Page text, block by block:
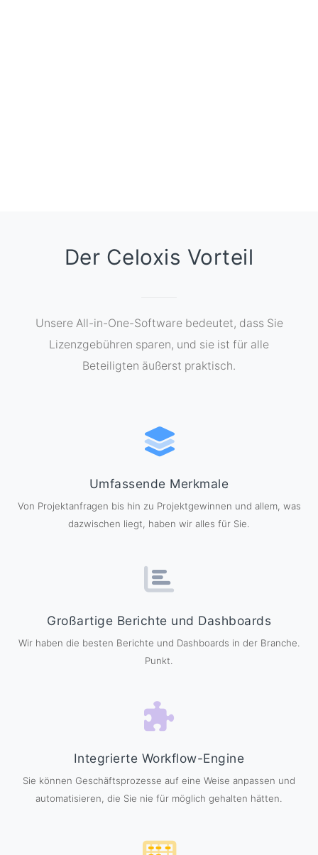
Der Celoxis Vorteil
Unsere All-in-One-Software bedeutet, dass Sie
Lizenzgebühren sparen, und sie ist für alle
Beteiligten äußerst praktisch.
Umfassende Merkmale
Von Projektanfragen bis hin zu Projektgewinnen und allem, was
dazwischen liegt, haben wir alles für Sie.
Großartige Berichte und Dashboards
Wir haben die besten Berichte und Dashboards in der Branche.
Punkt.
Integrierte Workflow-Engine
Sie können Geschäftsprozesse auf eine Weise anpassen und
automatisieren, die Sie nie für möglich gehalten hätten.